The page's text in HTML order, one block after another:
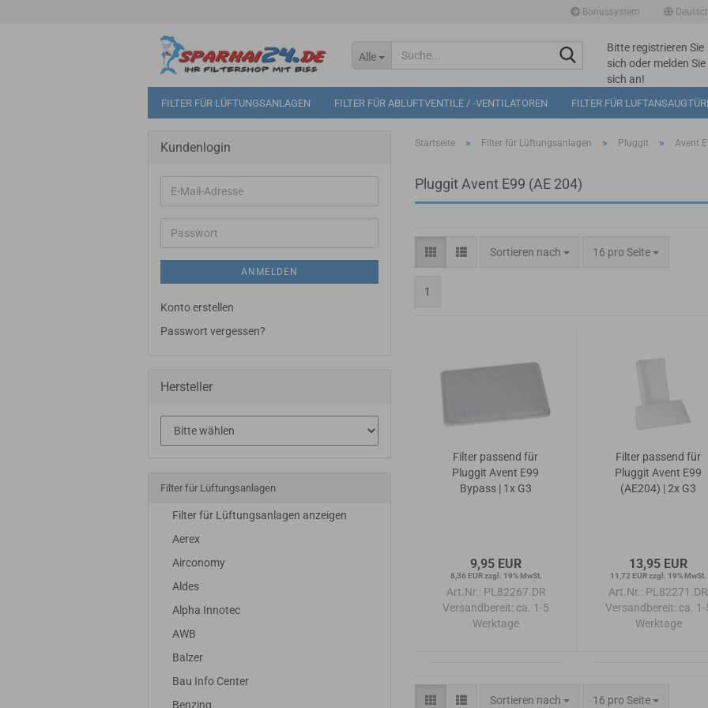
Bonussystem
Alle
Suche...Bitte registrieren Sie
sich oder melden Sie
sich an!
Mögliche
Bonuspunkte im
FILTER FÜR LÜFTUNGSANLAGEN FILTER FÜR ABLUFTVENTILE / -VENTILATOREN FILTER FÜR
Startseite » Filter für Lüftungsanlagen » Pluggit » Avent
Pluggit Avent E99 (AE 204)
Sortieren nach
Sortieren nach 16 pro Seite
pro Seite
1
Filter passend für
Pluggit Avent E99
Bypass | 1x G3
9,95 EUR
8,36 EUR zzgl. 19% MwSt.
Art.Nr.: PL82267.DR
Versandbereit: ca. 1-5
Werktage
Filter passend für
Pluggit Avent E99
(AE204) | 2x G3
13,95 EUR
11,72 EUR zzgl. 19% MwSt.
Art.Nr.: PL82271.DR
Versandbereit: ca. 1-
Werktage
Sortieren nach
Sortieren nach 16 pro Seite
pro Seite
Kundenlogin
E-
Mail-
Adresse
Passwort
ANMELDEN
Konto erstellen
Passwort vergessen?
Hersteller
Filter für Lüftungsanlagen
Filter für Lüftungsanlagen anzeigen
Aerex
Airconomy
Aldes
Alpha Innotec
AWB
Balzer
Bau Info Center
Benzing